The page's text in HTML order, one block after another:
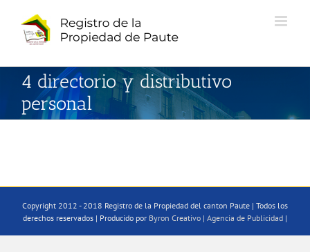
contenido
4 directorio y distributivo
personal
Copyright 2012 - 2018 Registro de la Propiedad del canton Paute | Todos los
derechos reservados | Producido por Byron Creativo | Agencia de Publicidad |